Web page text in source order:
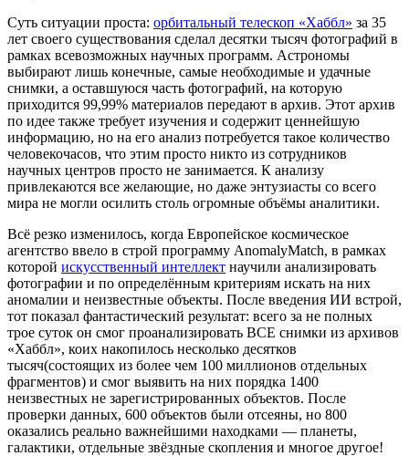
Суть ситуации проста: орбитальный телескоп «Хаббл» за 35
лет своего существования сделал десятки тысяч фотографий в
рамках всевозможных научных программ. Астрономы
выбирают лишь конечные, самые необходимые и удачные
снимки, а оставшуюся часть фотографий, на которую
приходится 99,99% материалов передают в архив. Этот архив
по идее также требует изучения и содержит ценнейшую
информацию, но на его анализ потребуется такое количество
человекочасов, что этим просто никто из сотрудников
научных центров просто не занимается. К анализу
привлекаются все желающие, но даже энтузиасты со всего
мира не могли осилить столь огромные объёмы аналитики.
Всё резко изменилось, когда Европейское космическое
агентство ввело в строй программу AnomalyMatch, в рамках
которой искусственный интеллект научили анализировать
фотографии и по определённым критериям искать на них
аномалии и неизвестные объекты. После введения ИИ встрой,
тот показал фантастический результат: всего за не полных
трое суток он смог проанализировать ВСЕ снимки из архивов
«Хаббл», коих накопилось несколько десятков
тысяч(состоящих из более чем 100 миллионов отдельных
фрагментов) и смог выявить на них порядка 1400
неизвестных не зарегистрированных объектов. После
проверки данных, 600 объектов были отсеяны, но 800
оказались реально важнейшими находками — планеты,
галактики, отдельные звёздные скопления и многое другое!